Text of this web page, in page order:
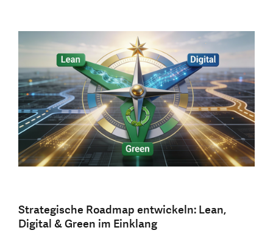
Strategische Roadmap entwickeln: Lean,
Digital & Green im Einklang